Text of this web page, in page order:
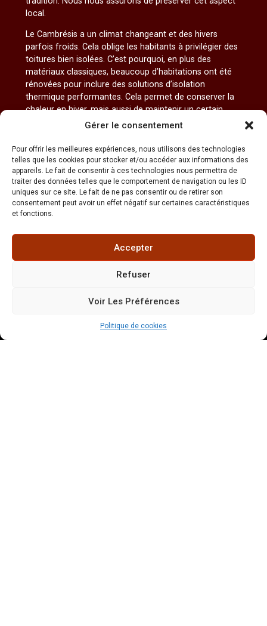
Gérer le consentement
Pour offrir les meilleures expériences, nous utilisons des technologies
telles que les cookies pour stocker et/ou accéder aux informations des
appareils. Le fait de consentir à ces technologies nous permettra de
traiter des données telles que le comportement de navigation ou les ID
uniques sur ce site. Le fait de ne pas consentir ou de retirer son
consentement peut avoir un effet négatif sur certaines caractéristiques
et fonctions.
Accepter
Refuser
Voir Les Préférences
Politique de cookies
local.
Le Cambrésis a un climat changeant et des hivers
parfois froids. Cela oblige les habitants à privilégier des
toitures bien isolées. C’est pourquoi, en plus des
matériaux classiques, beaucoup d’habitations ont été
rénovées pour inclure des solutions d’isolation
thermique performantes. Cela permet de conserver la
chaleur en hiver, mais aussi de maintenir un certain
confort pendant les périodes estivales qui sont plus
Pour finir, une autre information sur les toitures locales,
surtout dans les campagnes environnantes, c’est leur
pente modérée, adaptée aux conditions
météorologiques du nord de la France. Cette pente aide
à l’évacuation de l’eau de pluie, tout en apportant ce
charme rural typique qu’on retrouve dans les petites